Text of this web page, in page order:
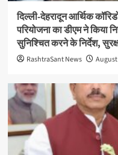
दिल्ली-देहरादून आर्थिक
परियोजना का डीएम ने किया
सुनिश्चित करने के निर्देश,
RashtraSant News August